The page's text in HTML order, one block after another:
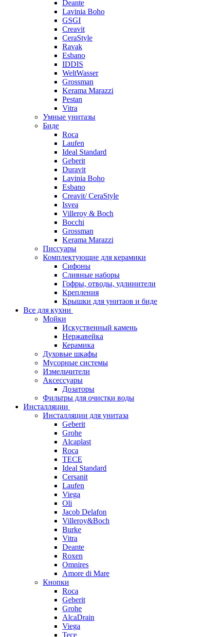
Deante
Lavinia Boho
GSGI
Creavit
CeraStyle
Ravak
Esbano
IDDIS
WeltWasser
Grossman
Kerama Marazzi
Pestan
Vitra
Умные унитазы
Биде
Roca
Laufen
Ideal Standard
Geberit
Duravit
Lavinia Boho
Esbano
Creavit/ CeraStyle
Isvea
Villeroy & Boch
Bocchi
Grossman
Kerama Marazzi
Писсуары
Комплектующие для керамики
Сифоны
Сливные наборы
Гофры, отводы, удлинители
Крепления
Крышки для унитаов и биде
Все для кухни
Мойки
Искуственный камень
Нержавейка
Керамика
Духовые шкафы
Мусорные системы
Измельчители
Аксессуары
Дозаторы
Фильтры для очистки воды
Инсталляции
Инсталляции для унитаза
Geberit
Grohe
Alcaplast
Roca
TECE
Ideal Standard
Cersanit
Laufen
Viega
Oli
Jacob Delafon
Villeroy&Boch
Burke
Vitra
Deante
Roxen
Omnires
Amore di Mare
Кнопки
Roca
Geberit
Grohe
AlcaDrain
Viega
Tece